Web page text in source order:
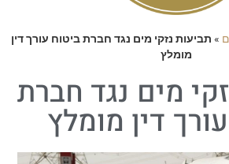
» תביעות נזקי מים נגד חברת ביטוח עורך דין
מומלץ
מים נגד חברת
דין מומלץ